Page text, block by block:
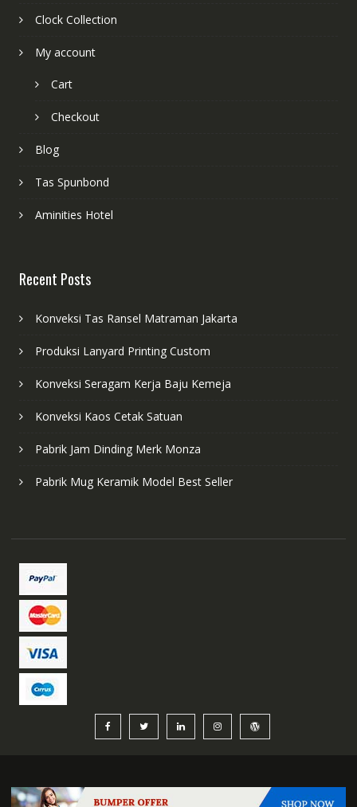
Clock Collection
My account
Cart
Checkout
Blog
Tas Spunbond
Aminities Hotel
Recent Posts
Konveksi Tas Ransel Matraman Jakarta
Produksi Lanyard Printing Custom
Konveksi Seragam Kerja Baju Kemeja
Konveksi Kaos Cetak Satuan
Pabrik Jam Dinding Merk Monza
Pabrik Mug Keramik Model Best Seller